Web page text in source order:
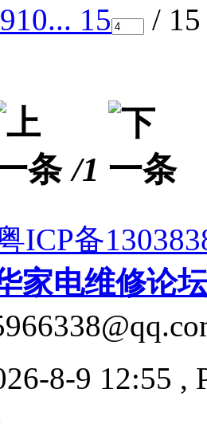
910... 15
/
/1
ICP备
家电维修论
8-9 12:55 ,